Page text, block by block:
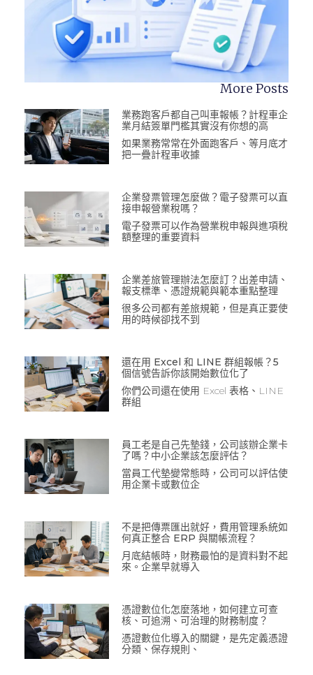
More Posts
業務跑客戶都自己叫車報帳？計程車企
業月結簽單門檻其實沒有你想的高
如果業務常常在外面跑客戶、等月底才
把一疊計程車收據
企業發票管理怎麼做？電子發票可以直
接申報營業稅嗎？
電子發票可以作為營業稅申報與進項稅
額整理的重要資料
企業差旅管理辦法怎麼訂？出差申請、
報支標準、憑證規範與範本重點整理
很多公司都有差旅規範，但是真正要使
用的時候卻找不到
還在用 Excel 和 LINE 群組報帳？5
個信號告訴你該開始數位化了
你們公司還在使用 Excel 表格、LINE
群組
員工老是自己先墊錢，公司該辦企業卡
了嗎？中小企業該怎麼評估？
當員工代墊變常態時，公司可以評估使
用企業卡或數位企
不是把傳票匯出就好，費用管理系統如
何真正整合 ERP 與關帳流程？
月底結帳時，財務最怕的是資料對不起
來。企業早就導入
憑證數位化怎麼落地，如何建立可查
核、可追溯、可治理的財務制度？
憑證數位化導入的關鍵，是先定義憑證
分類、保存規則、